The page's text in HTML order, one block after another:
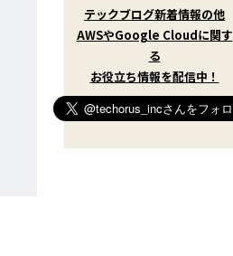
T
w
i
t
t
e
r
)
を
テックブログ新着情報の他
AWSやGoogle Cloudに関す
る
お役立ち情報を配信中！